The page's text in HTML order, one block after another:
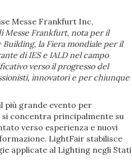
Messe Frankfurt Inc,
Messe Frankfurt, nota per il
la Fiera mondiale per il
di IES e IALD nel campo
verso il progresso del
innovatori e per chiunque
più grande evento per
concentra principalmente su
verso esperienza e nuovi
LightFair stabilisce
applicate al Lighting negli Stati